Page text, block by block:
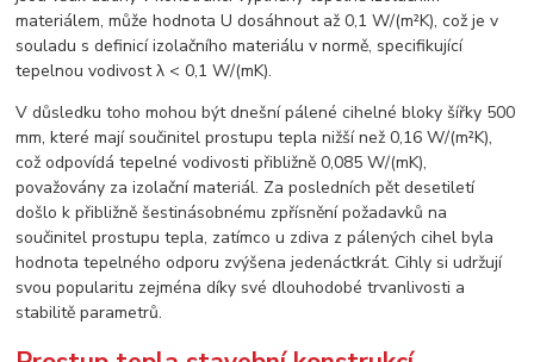
materiálem, může hodnota U dosáhnout až 0,1 W/(m²K), což je v
souladu s definicí izolačního materiálu v normě, specifikující
tepelnou vodivost λ < 0,1 W/(mK).
V důsledku toho mohou být dnešní pálené cihelné bloky šířky 500
mm, které mají součinitel prostupu tepla nižší než 0,16 W/(m²K),
což odpovídá tepelné vodivosti přibližně 0,085 W/(mK),
považovány za izolační materiál. Za posledních pět desetiletí
došlo k přibližně šestinásobnému zpřísnění požadavků na
součinitel prostupu tepla, zatímco u zdiva z pálených cihel byla
hodnota tepelného odporu zvýšena jedenáctkrát. Cihly si udržují
svou popularitu zejména díky své dlouhodobé trvanlivosti a
stabilitě parametrů.